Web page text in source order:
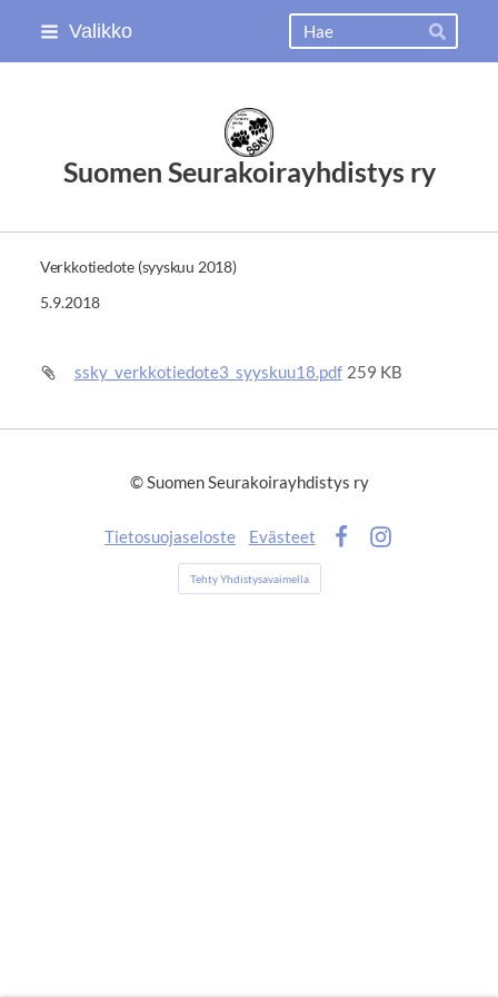
Siirry
Valikko
Hae
Suomen Seurakoirayhdistys ry
Verkkotiedote (syyskuu 2018)
5.9.2018
ssky_verkkotiedote3_syyskuu18.pdf 259 KB
©Suomen Seurakoirayhdistys ry
Tietosuojaseloste
Evästeet
Tehty Yhdistysavaimella